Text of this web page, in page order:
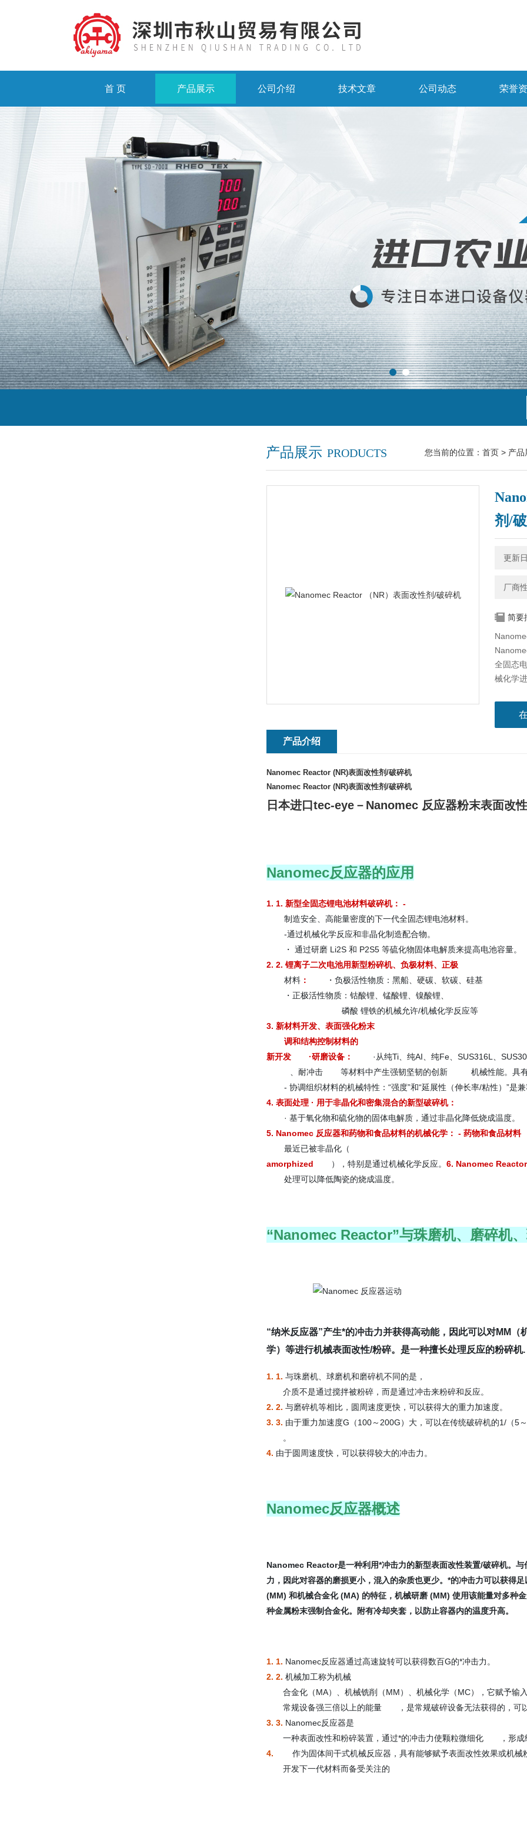
首 页 产品展示 公司介绍 技术文章 公司动态 荣誉
产品展示 PRODUCTS 您当前的位置： 首页 > 产品
剂/
更新
厂商
简要
全固态
械化学
产品介绍
Nanomec Reactor (NR)表面改性剂/破碎机
Nanomec Reactor (NR)表面改性剂/破碎机
日本进口tec-eye－Nanomec 反应器粉末表面改
Nanomec反应器的应用
1. 1. 新型全固态锂电池材料破碎机： -
制造安全、高能量密度的下一代全固态锂电池材料。
-通过机械化学反应和非晶化制造配合物。
・ 通过研磨 Li2S 和 P2S5 等硫化物固体电解质来提高电池容量。
2. 2. 锂离子二次电池用新型粉碎机、负极材料、正极
材料 ：
・负极活性物质：黑船、硬碳、软碳、硅基
・正极活性物质：钴酸锂、锰酸锂、镍酸锂、
磷酸 锂铁的机械允许/机械化学反应等
3. 新材料开发、表面强化粉末
调和结构控制材料的
新开发
·研磨设备：
·从纯Ti、纯AI、纯Fe、SUS316L、
、耐冲击
等材料中产生强韧坚韧的创新
机械性能。具
- 协调组织材料的机械特性：“强度”和“延展性（伸长率/粘性）”是
4. 表面处理 · 用于非晶化和密集混合的新型破碎机：
· 基于氧化物和硫化物的固体电解质，通过非晶化降低烧成温度。
5. Nanomec 反应器和药物和食品材料的机械化学： - 药物和食品材料
最近已被非晶化（
amorphized
），特别是通过机械化学反应。 6. Nanomec
处理可以降低陶瓷的烧成温度。
“Nanomec Reactor”与珠磨机、磨碎机
“纳米反应器”产生*的冲击力并获得高动能，因此可以对MM
学）等进行机械表面改性/粉碎。是一种擅长处理反应的粉碎机.
1. 1. 与珠磨机、球磨机和磨碎机不同的是，
介质不是通过搅拌被粉碎 ，而是通过冲击来粉碎和反应。
2. 2. 与磨碎机等相比，圆周速度更快，可以获得大的重力加速度。
3. 3. 由于重力加速度G（100～200G）大，可以在传统破碎机的1/（5
。
4. 由于圆周速度快，可以获得较大的冲击力。
Nanomec反应器概述
Nanomec Reactor是一种利用*冲击力的新型表面改性装置/破碎机。 与
力，因此对容器的磨损更小，混入的杂质也更少。 *的冲击力可以获得
(MM) 和机械合金化 (MA) 的特征，机械研磨 (MM) 使用该能量对多种
种金属粉末强制合金化。
附有冷却夹套，以防止容器内的温度升高。
1. 1. Nanomec反应器通过高速旋转可以获得数百G的*冲击力。
2. 2. 机械加工称为机械
合金化（MA）、机械铣削（MM）、机械化学（MC）， 它赋予输
常规设备强三倍以上的能量
，是常规破碎设备无法获得的，可
3. 3. Nanomec反应器是
一种表面改性和粉碎装置， 通过*的冲击力使颗粒微细化 ，形成
4.
作为固体间干式机械反应器， 具有能够赋予表面改性效果或机械
开发下一代材料而备受关注的